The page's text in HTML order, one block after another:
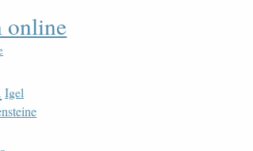
online
Igel